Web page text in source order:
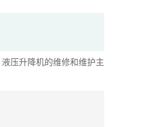
压升降机的维修和维护主